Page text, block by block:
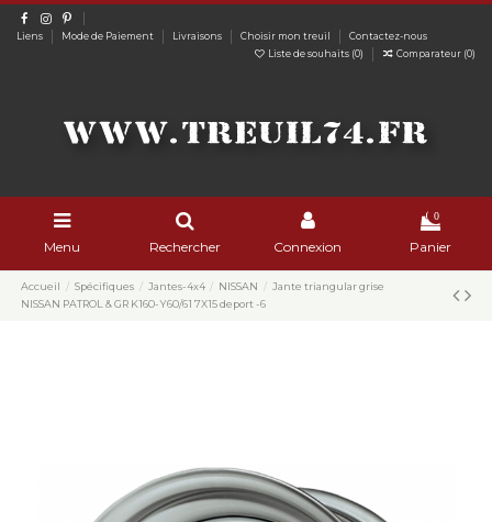
Liens Mode de Paiement Livraisons Choisir mon treuil
Contactez-nous
Liste de souhaits (0) Comparateur (0)
Menu Rechercher Connexion
0
Panier
Accueil Spécifiques Jantes-4x4 NISSAN
Jante triangular grise
NISSAN PATROL & GR K160-Y60/61 7X15 deport -6